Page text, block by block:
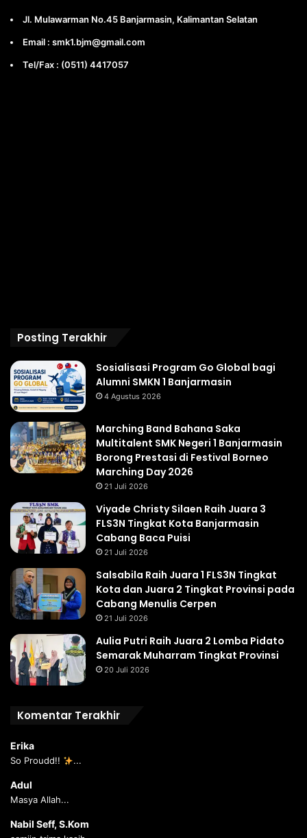
Jl. Mulawarman No.45 Banjarmasin, Kalimantan Selatan
Email : smk1.bjm@gmail.com
Tel/Fax : (0511) 4417057
Posting Terakhir
Sosialisasi Program Go Global bagi
Alumni SMKN 1 Banjarmasin
4 Agustus 2026
Marching Band Bahana Saka
Multitalent SMK Negeri 1 Banjarmasin
Borong Prestasi di Festival Borneo
Marching Day 2026
21 Juli 2026
Viyade Christy Silaen Raih Juara 3
FLS3N Tingkat Kota Banjarmasin
Cabang Baca Puisi
21 Juli 2026
Salsabila Raih Juara 1 FLS3N Tingkat
Kota dan Juara 2 Tingkat Provinsi pada
Cabang Menulis Cerpen
21 Juli 2026
Aulia Putri Raih Juara 2 Lomba Pidato
Semarak Muharram Tingkat Provinsi
20 Juli 2026
Komentar Terakhir
Erika
So Proudd!! ...
Adul
Masya Allah...
Nabil Seff, S.Kom